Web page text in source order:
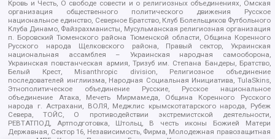
Кровь и Честь, О свободе совести и о религиозных объединениях, Омская
организация общественного политического движения Русское
национальное единство, Северное Братство, Клуб Болельщиков Футбольного
Клуба Динамо, Файзрахманисты, Мусульманская религиозная организация
п. Боровский Тюменского района Тюменской области, Община Коренного
Русского народа Щелковского района, Правый сектор, Украинская
национальная ассамблея – Украинская народная самооборона,
Украинская повстанческая армия, Тризуб им. Степана Бандеры, Братство,
Белый Крест, Misanthropic division, Религиозное объединение
последователей инглиизма, Народная Социальная Инициатива, TulaSkins,
Этнополитическое объединение Русские, Русское национальное
объединение Атака, Мечеть Мирмамеда, Община Коренного Русского
народа г. Астрахани, ВОЛЯ, Меджлис крымскотатарского народа, Рубеж
Севера, ТОЙС, О противодействии экстремистской деятельности,
РЕВТАТПОД, Артподготовка, Штольц, В честь иконы Божией Матери
Державная, Сектор 16, Независимость, Фирма, Молодежная правозащитная